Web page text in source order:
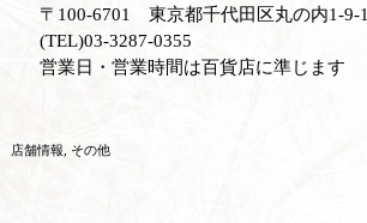
〒100-6701 東京都千代田区丸の内1-9-1
(TEL)03-3287-0355
営業日・営業時間は百貨店に準じます
店舗情報 その他